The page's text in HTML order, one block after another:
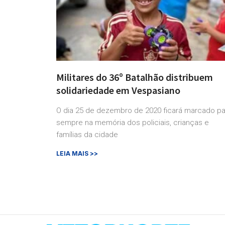
Militares do 36º Batalhão distribuem
solidariedade em Vespasiano
O dia 25 de dezembro de 2020 ficará marcado
sempre na memória dos policiais, crianças e
famílias da cidade
LEIA MAIS >>